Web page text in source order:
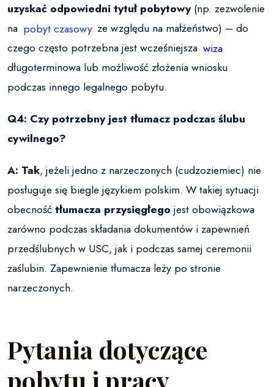
uzyskać odpowiedni tytuł pobytowy(np. zezwolenie
na pobyt czasowy ze względu na małżeństwo) – do
czego często potrzebna jest wcześniejsza wiza
długoterminowa lub możliwość złożenia wniosku
podczas innego legalnego pobytu.
Q4: Czy potrzebny jest tłumacz podczas ślubu
cywilnego?
A: Tak, jeżeli jedno z narzeczonych (cudzoziemiec) nie
posługuje się biegle językiem polskim. W takiej sytuacji
obecnośćtłumacza przysięgłego jest obowiązkowa
zarówno podczas składania dokumentów i zapewnień
przedślubnych w USC, jak i podczas samej ceremonii
zaślubin. Zapewnienie tłumacza leży po stronie
narzeczonych.
Pytania dotyczące
pobytu i pracy